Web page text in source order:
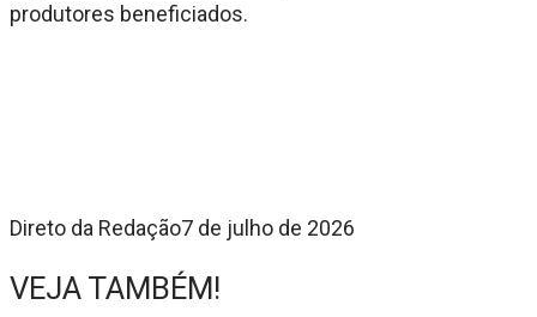
produtores beneficiados.
Direto da Redação7 de julho de 2026
VEJA TAMBÉM!